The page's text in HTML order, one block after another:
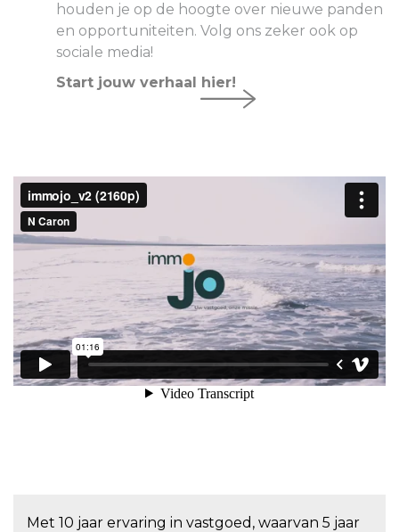
houden je op de hoogte over nieuwe panden
en opportuniteiten. Volg ons zeker ook op
sociale media!
Start jouw verhaal hier!
Met 10 jaar ervaring in vastgoed, waarvan 5 jaar